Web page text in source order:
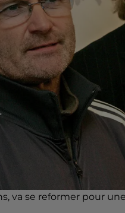
va se reformer pour